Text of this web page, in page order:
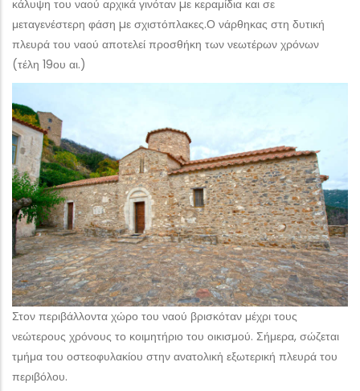
κάλυψη του ναού αρχικά γινόταν µε κεραμίδια και σε
μεταγενέστερη φάση µε σχιστόπλακες.Ο νάρθηκας στη δυτική
πλευρά του ναού αποτελεί προσθήκη των νεωτέρων χρόνων
(τέλη 19ου αι.)
Στον περιβάλλοντα χώρο του ναού βρισκόταν μέχρι τους
νεώτερους χρόνους το κοιμητήριο του οικισμού. Σήμερα, σώζεται
τμήμα του οστεοφυλακίου στην ανατολικἡ εξωτερική πλευρά του
περιβόλου.